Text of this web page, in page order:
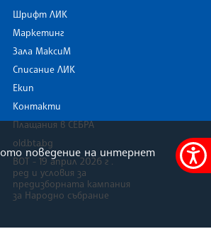
Меню
Шрифт ЛИК
Маркетинг
Зала МаксиМ
Списание ЛИК
Екип
Контакти
Плащания в СЕБРА
old.bta.bg
ВОТ - 19 април 2026 г .
ред и условия за
предизборната кампания
за Народно събрание
поведение на интернет